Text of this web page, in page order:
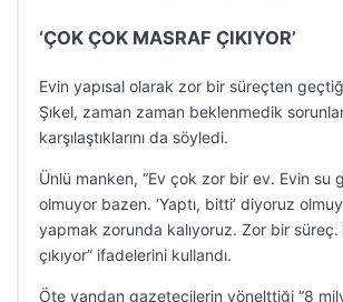
‘ÇOK ÇOK MASRAF ÇIKIYOR’
Evin yapısal olarak zor bir süreçten
Şıkel, zaman zaman beklenmedik
karşılaştıklarını da söyledi.
Ünlü manken, “Ev çok zor bir ev. Evin su
olmuyor bazen. ‘Yaptı, bitti’ diyoruz
yapmak zorunda kalıyoruz. Zor bir
çıkıyor” ifadelerini kullandı.
Öte yandan gazetecilerin yönelttiği “8